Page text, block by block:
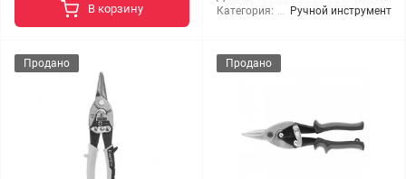
В корзину
Категория:
Ручной инструмент
Продано Продано